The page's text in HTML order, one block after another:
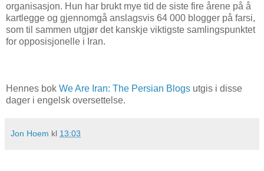
organisasjon. Hun har brukt mye tid de siste fire årene på å
kartlegge og gjennomgå anslagsvis 64 000 blogger på farsi,
som til sammen utgjør det kanskje viktigste samlingspunktet
for opposisjonelle i Iran.
Hennes bok We Are Iran: The Persian Blogs utgis i disse
dager i engelsk oversettelse.
Jon Hoem kl 13:03